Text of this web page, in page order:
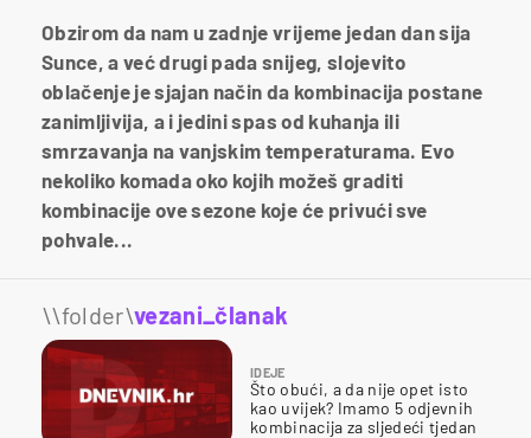
Obzirom da nam u zadnje vrijeme jedan dan sija
Sunce, a već drugi pada snijeg, slojevito
oblačenje je sjajan način da kombinacija postane
zanimljivija, a i jedini spas od kuhanja ili
smrzavanja na vanjskim temperaturama. Evo
nekoliko komada oko kojih možeš graditi
kombinacije ove sezone koje će privući sve
pohvale...
\\folder\vezani_članak
IDEJE
Što obući, a da nije opet isto
kao uvijek? Imamo 5 odjevnih
kombinacija za sljedeći tjedan